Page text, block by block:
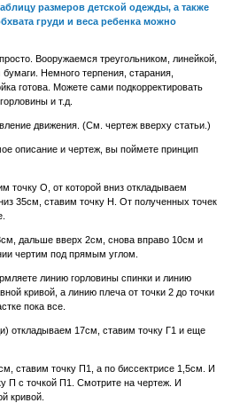
размеров детской одежды, а также
груди и веса ребенка можно
Вооружаемся треугольником, линейкой,
Немного терпения, старания,
готова. Можете сами подкорректировать
и т.д.
движения. (См. чертеж вверху статьи.)
описание и чертеж, вы поймете принцип
точку О, от которой вниз откладываем
35см, ставим точку Н. От полученных точек
дальше вверх 2см, снова вправо 10см и
чертим под прямым углом.
линию горловины спинки и линию
кривой, а линию плеча от точки 2 до точки
пока все.
откладываем 17см, ставим точку Г1 и еще
ставим точку П1, а по биссектрисе 1,5см. И
П с точкой П1. Смотрите на чертеж. И
кривой.